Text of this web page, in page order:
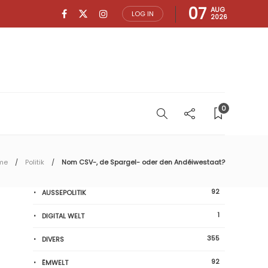
LOG IN 07 AUG
2026
0
Politik Nom CSV-, de Spargel- oder den Andéiwestaat?
AUSSEPOLITIK 92
DIGITAL WELT 1
DIVERS 355
ËMWELT 92